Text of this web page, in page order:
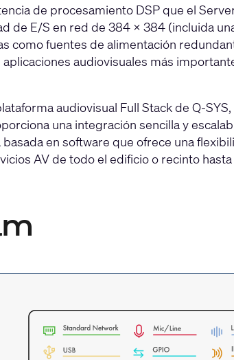
de procesamiento DSP que el
de E/S en red de 384 × 384 (incluida
como fuentes de alimentación
audiovisuales más
audiovisual Full Stack de Q-
una integración sencilla y
en software que ofrece una
AV de todo el edificio o recinto